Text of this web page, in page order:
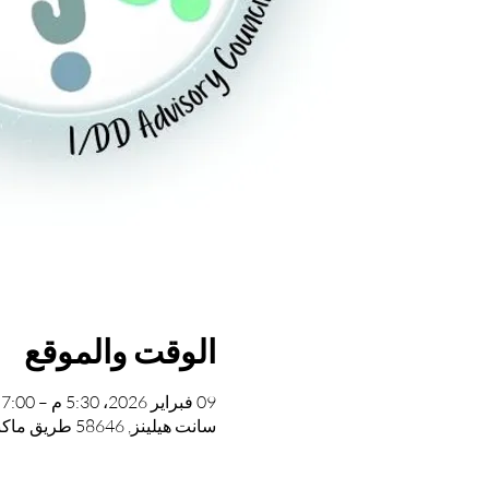
الوقت والموقع
09 فبراير 2026، 5:30 م – 7:00 م
سانت هيلينز, 58646 طريق ماكنولتي، سانت هيلينز، أوريغون 97051، الولايات المتحدة الأمريكية